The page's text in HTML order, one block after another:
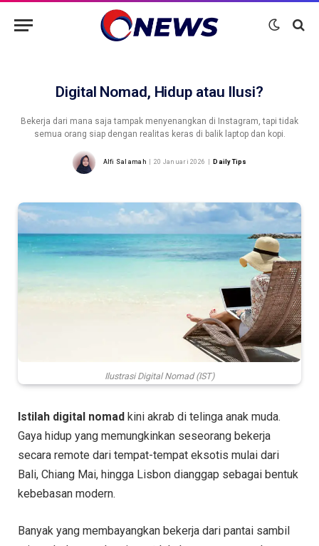
Digital Nomad, Hidup atau Ilusi?
Bekerja dari mana saja tampak menyenangkan di Instagram, tapi tidak
semua orang siap dengan realitas keras di balik laptop dan kopi.
Alfi Salamah 20 Januari 2026 Daily Tips
Ilustrasi Digital Nomad (IST)
Istilah digital nomad kini akrab di telinga anak muda.
Gaya hidup yang memungkinkan seseorang bekerja
secara remote dari tempat-tempat eksotis mulai dari
Bali, Chiang Mai, hingga Lisbon dianggap sebagai bentuk
kebebasan modern.
Banyak yang membayangkan bekerja dari pantai sambil